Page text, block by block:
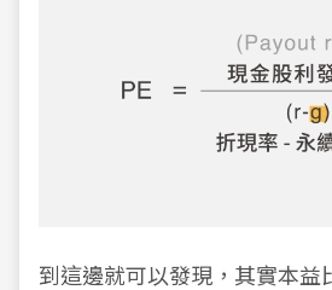
到這邊就可以發現，其實本益